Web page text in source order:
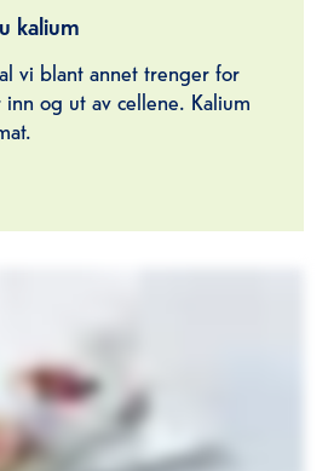
kalium
vi blant annet trenger for
og ut av cellene. Kalium